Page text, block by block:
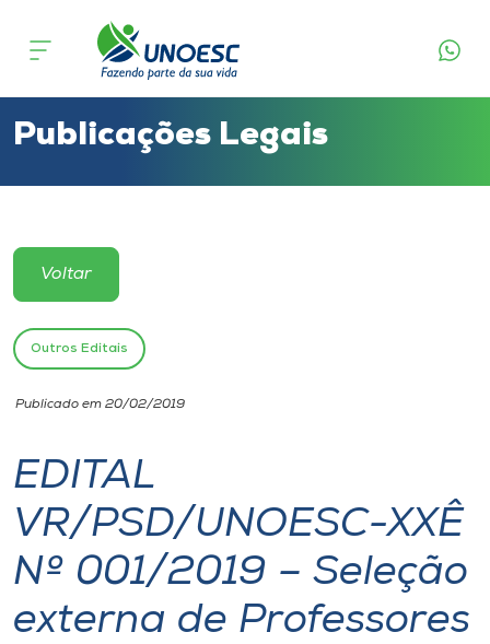
Cursos
Atendimento ao Estudante
Portal de Ensino
Unoesc
Internacionalização
I.nova
Diplomados
Publicações Legais
Voltar
Outros Editais
Publicado em 20/02/2019
EDITAL
VR/PSD/UNOESC-XXÊ
Nº 001/2019 – Seleção
externa de Professores